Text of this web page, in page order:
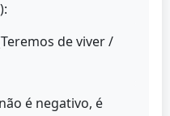
de viver /
é negativo, é